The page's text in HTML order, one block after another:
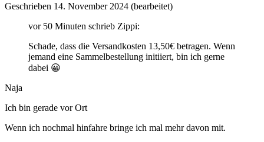
Geschrieben 14. November 2024 (bearbeitet)
vor 50 Minuten schrieb Zippi:
Schade, dass die Versandkosten 13,50€ betragen. Wenn
jemand eine Sammelbestellung initiiert, bin ich gerne
dabei 😀
Naja
Ich bin gerade vor Ort
Wenn ich nochmal hinfahre bringe ich mal mehr davon mit.